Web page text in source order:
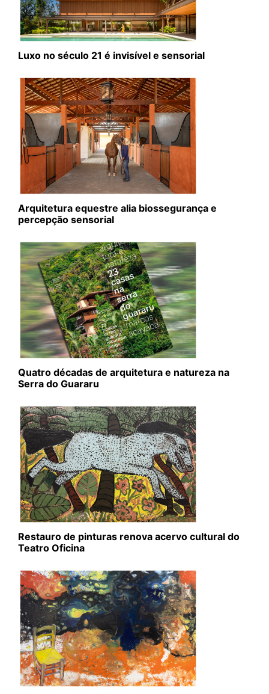
Luxo no século 21 é invisível e sensorial
Arquitetura equestre alia biossegurança e
percepção sensorial
Quatro décadas de arquitetura e natureza na
Serra do Guararu
Restauro de pinturas renova acervo cultural do
Teatro Oficina